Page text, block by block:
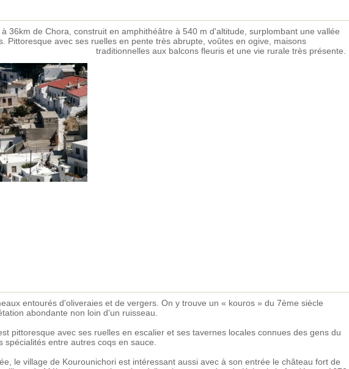
36km de Chora, construit en amphithéâtre à 540 m d'altitude, surplombant une vallée
Pittoresque avec ses ruelles en pente très abrupte, voûtes en ogive, maisons
traditionnelles aux balcons fleuris et une vie rurale très présente.
entourés d'oliveraies et de vergers. On y trouve un « kouros » du 7ème siècle
abondante non loin d'un ruisseau.
pittoresque avec ses ruelles en escalier et ses tavernes locales connues des gens du
spécialités entre autres coqs en sauce.
le village de Kourounichori est intéressant aussi avec à son entrée le château fort de